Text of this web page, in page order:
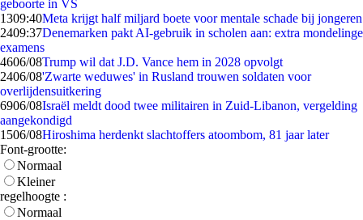
geboorte in VS
1309:40Meta krijgt half miljard boete voor mentale schade bij jongeren
2409:37Denemarken pakt AI-gebruik in scholen aan: extra mondelinge
examens
4606/08Trump wil dat J.D. Vance hem in 2028 opvolgt
2406/08'Zwarte weduwes' in Rusland trouwen soldaten voor
overlijdensuitkering
6906/08Israël meldt dood twee militairen in Zuid-Libanon, vergelding
aangekondigd
1506/08Hiroshima herdenkt slachtoffers atoombom, 81 jaar later
Font-grootte:
Normaal
Kleiner
regelhoogte :
Normaal